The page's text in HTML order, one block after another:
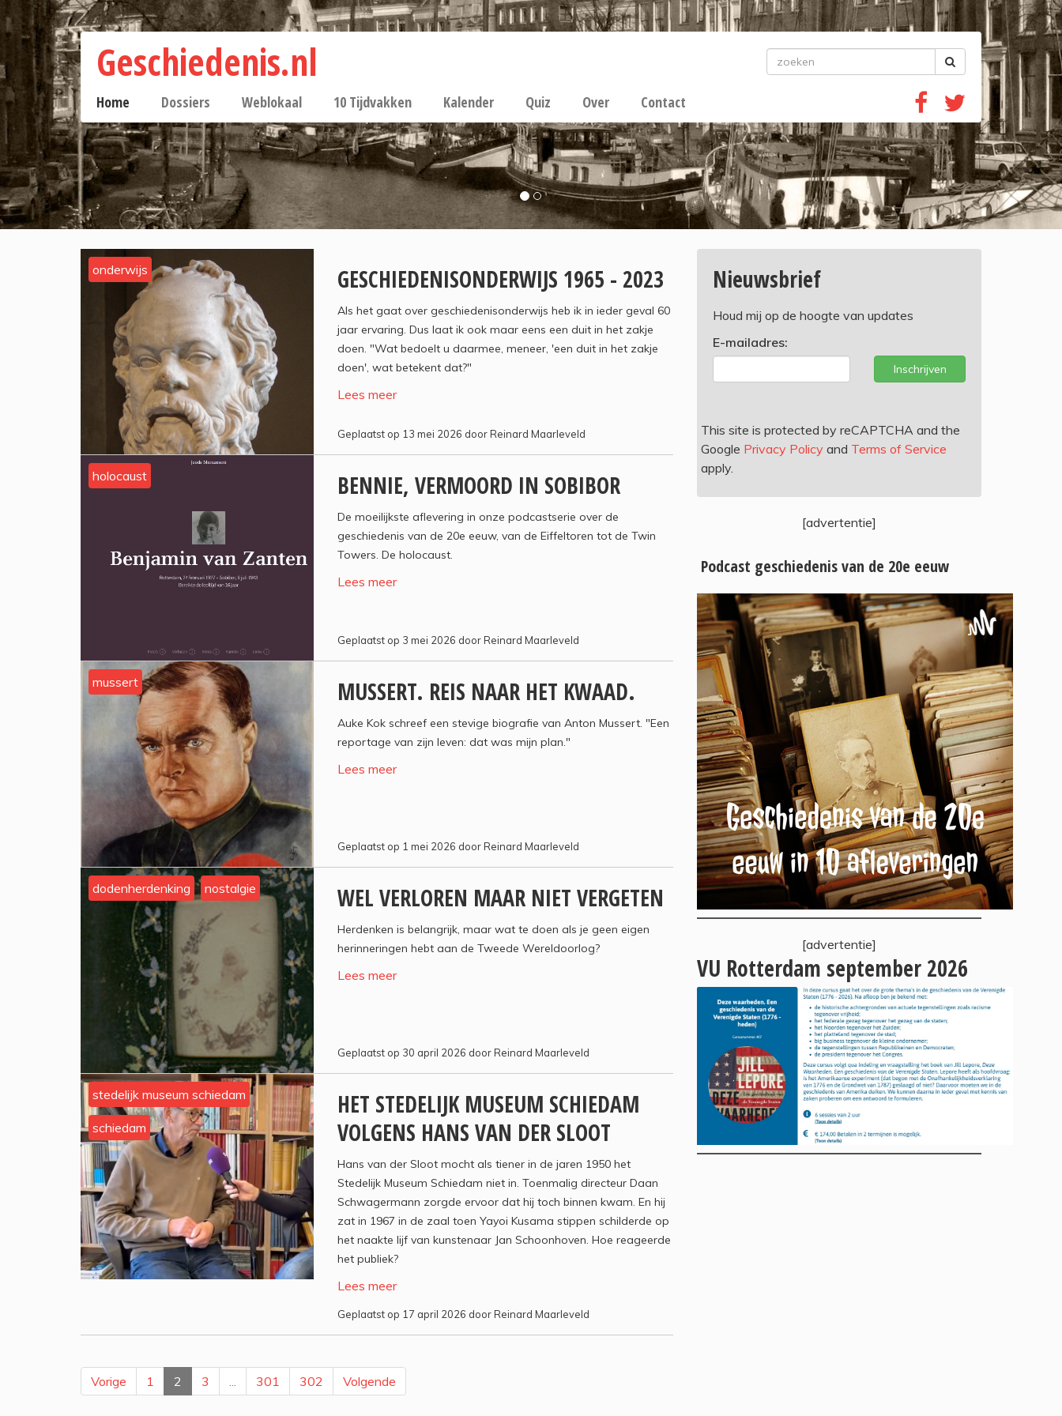
Geschiedenis.nl
Home Dossiers Weblokaal 10 Tijdvakken Kalender Quiz Over Contact
onderwijs GESCHIEDENISONDERWIJS 1965 - 2023
Als het gaat over geschiedenisonderwijs heb ik in ieder geval 60
jaar ervaring. Dus laat ik ook maar eens een duit in het zakje
doen. "Wat bedoelt u daarmee, meneer, 'een duit in het zakje
doen', wat betekent dat?"
Lees meer
Geplaatst op 13 mei 2026 door Reinard Maarleveld
holocaust BENNIE, VERMOORD IN SOBIBOR
De moeilijkste aflevering in onze podcastserie over de
geschiedenis van de 20e eeuw, van de Eiffeltoren tot de Twin
Towers. De holocaust.
Lees meer
Geplaatst op 3 mei 2026 door Reinard Maarleveld
mussert MUSSERT. REIS NAAR HET KWAAD.
Auke Kok schreef een stevige biografie van Anton Mussert. "Een
reportage van zijn leven: dat was mijn plan."
Lees meer
Geplaatst op 1 mei 2026 door Reinard Maarleveld
dodenherdenking nostalgie WEL VERLOREN MAAR NIET VERGETEN
Herdenken is belangrijk, maar wat te doen als je geen eigen
herinneringen hebt aan de Tweede Wereldoorlog?
Lees meer
Geplaatst op 30 april 2026 door Reinard Maarleveld
stedelijk museum schiedam
schiedam
HET STEDELIJK MUSEUM SCHIEDAM
VOLGENS HANS VAN DER SLOOT
Hans van der Sloot mocht als tiener in de jaren 1950 het
Stedelijk Museum Schiedam niet in. Toenmalig directeur Daan
Schwagermann zorgde ervoor dat hij toch binnen kwam. En hij
zat in 1967 in de zaal toen Yayoi Kusama stippen schilderde op
het naakte lijf van kunstenaar Jan Schoonhoven. Hoe reageerde
het publiek?
Lees meer
Geplaatst op 17 april 2026 door Reinard Maarleveld
Vorige 1 2 3 ... 301 302 Volgende
Nieuwsbrief
Houd mij op de hoogte van updates
E-mailadres:
Inschrijven
This site is protected by reCAPTCHA and the
Google Privacy Policy and Terms of Service
apply.
[advertentie]
Podcast geschiedenis van de 20e eeuw
[advertentie]
VU Rotterdam september 2026